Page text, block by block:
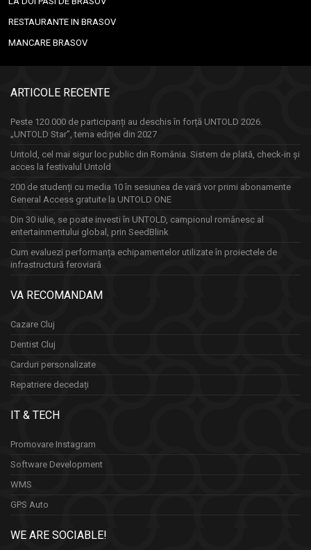
RESTAURANTE IN BRASOV
MANCARE BRASOV
ARTICOLE RECENTE
Peste 120.000 de participanți au deschis în forță UNTOLD 2026.
„UNTOLD Star”, tema ediției din 2027
Untold, cel mai sigur loc public din România. Sistem de plată, check-in și
acces la festivalul Untold
200 de studenți cu media 10 în sesiunea de vară vor primi abonamente
General Access gratuite la UNTOLD ONE
Din 30 iulie, se poate investi în UNTOLD, campionul românesc al
entertainmentului global, prin SeedBlink
Cum evaluezi performanța echipamentelor utilizate în proiectele de
infrastructură feroviară
VA RECOMANDAM
Cazare Cluj
Dentist Cluj
Carduri personalizate
Repatriere decedați
IT & TECH
Promovare Instagram
Software Development
WMS
GPS Auto
WE ARE SOCIABLE!